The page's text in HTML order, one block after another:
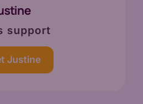
support
Justine